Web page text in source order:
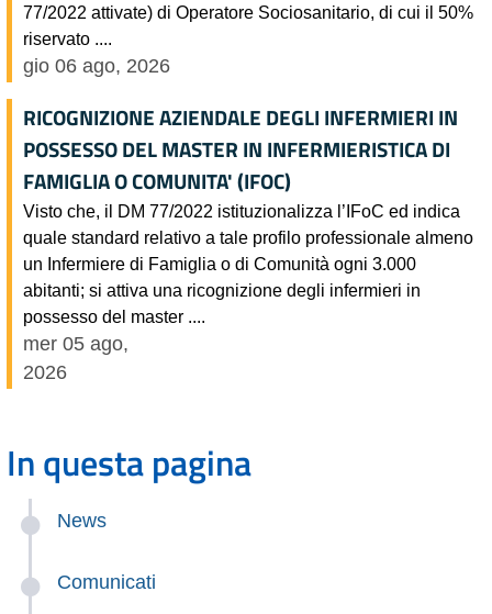
77/2022 attivate) di Operatore Sociosanitario, di cui il 50%
riservato ....
gio 06 ago, 2026
RICOGNIZIONE AZIENDALE DEGLI INFERMIERI IN
POSSESSO DEL MASTER IN INFERMIERISTICA DI
FAMIGLIA O COMUNITA' (IFOC)
Visto che, il DM 77/2022 istituzionalizza l’IFoC ed indica
quale standard relativo a tale profilo professionale almeno
un Infermiere di Famiglia o di Comunità ogni 3.000
abitanti; si attiva una ricognizione degli infermieri in
possesso del master ....
mer 05 ago,
2026
In questa pagina
News
Comunicati